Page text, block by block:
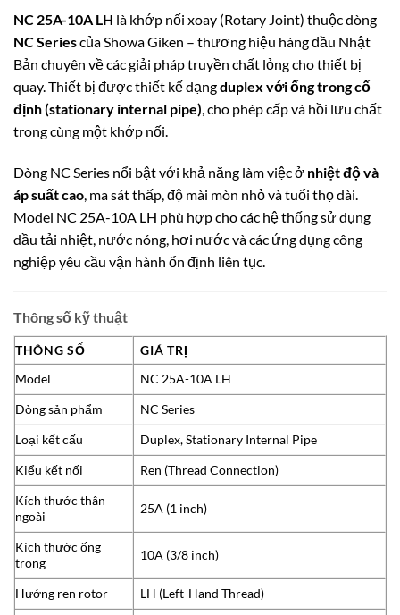
NC 25A-10A LH là khớp nối xoay (Rotary Joint) thuộc dòng
NC Seriescủa Showa Giken – thương hiệu hàng đầu Nhật
Bản chuyên về các giải pháp truyền chất lỏng cho thiết bị
quay. Thiết bị được thiết kế dạngduplex với ống trong cố
định (stationary internal pipe), cho phép cấp và hồi lưu chất
trong cùng một khớp nối.
Dòng NC Series nổi bật với khả năng làm việc ở nhiệt độ và
áp suất cao, ma sát thấp, độ mài mòn nhỏ và tuổi thọ dài.
Model NC 25A-10A LH phù hợp cho các hệ thống sử dụng
dầu tải nhiệt, nước nóng, hơi nước và các ứng dụng công
nghiệp yêu cầu vận hành ổn định liên tục.
Thông số kỹ thuật
THÔNG SỐ
GIÁ TRỊ
Model
NC 25A-10A LH
Dòng sản phẩm
NC Series
Loại kết cấu
Duplex, Stationary Internal Pipe
Kiểu kết nối
Ren (Thread Connection)
Kích thước thân
ngoài
25A (1 inch)
Kích thước ống
trong
10A (3/8 inch)
Hướng ren rotor LH (Left-Hand Thread)